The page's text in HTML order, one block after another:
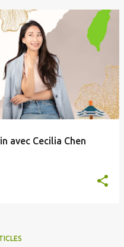
avec Cecilia Chen